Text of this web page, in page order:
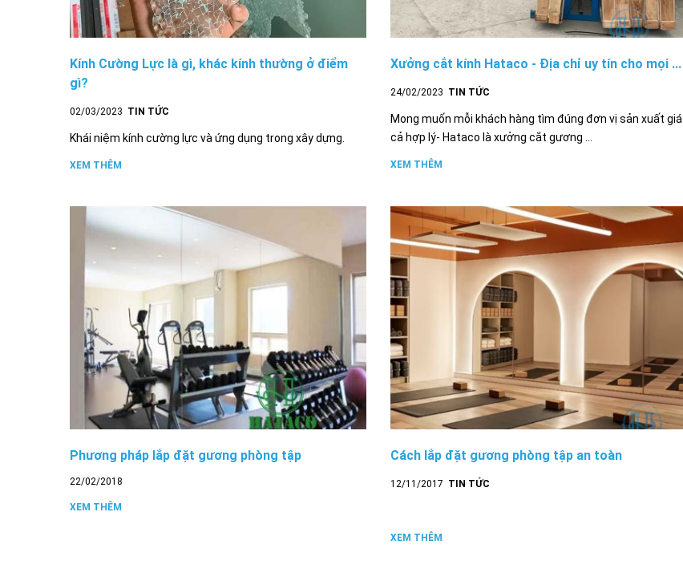
Kính Cường Lực là gì, khác kính thường ở điểm
gì?
02/03/2023 TIN TỨC
Khái niệm kính cường lực và ứng dụng trong xây dựng.
XEM THÊM
Xưởng cắt kính Hataco - Địa chỉ uy tín cho mọi ...
24/02/2023 TIN TỨC
Mong muốn mỗi khách hàng tìm đúng đơn vị sản xuất giá
cả hợp lý- Hataco là xưởng cắt gương ...
XEM THÊM
Phương pháp lắp đặt gương phòng tập
22/02/2018
XEM THÊM
Cách lắp đặt gương phòng tập an toàn
12/11/2017 TIN TỨC
XEM THÊM